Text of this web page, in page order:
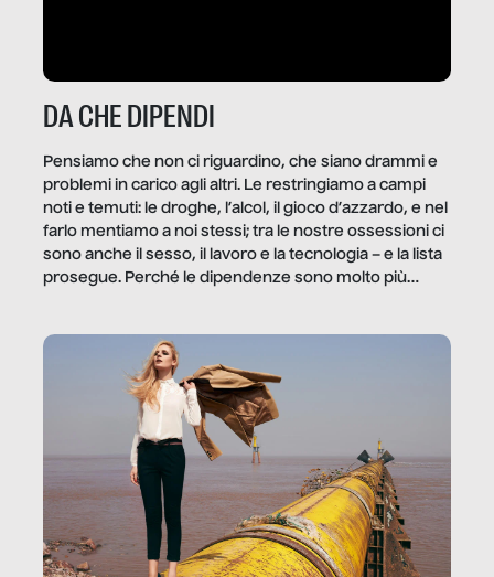
DA CHE DIPENDI
Pensiamo che non ci riguardino, che siano drammi e
problemi in carico agli altri. Le restringiamo a campi
noti e temuti: le droghe, l’alcol, il gioco d’azzardo, e nel
farlo mentiamo a noi stessi; tra le nostre ossessioni ci
sono anche il sesso, il lavoro e la tecnologia – e la lista
prosegue. Perché le dipendenze sono molto più
trae un guadagno. In questo reportage vediamo
quale e come.